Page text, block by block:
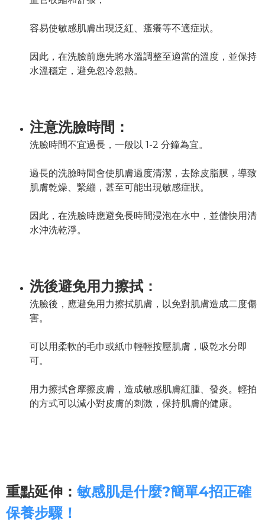
容易使敏感肌膚出現泛紅、瘙癢等不適症狀。
因此，在洗臉前應先將水溫調整至適當的溫度，並保持
水溫穩定，避免忽冷忽熱。
注意洗臉時間：
洗臉時間不宜過長，一般以 1-2 分鐘為宜。
過長的洗臉時間會使肌膚過度清潔，去除皮脂膜，導致
肌膚乾燥、緊繃，甚至可能出現敏感症狀。
因此，在洗臉時應避免長時間浸泡在水中，並儘快用清
水沖洗乾淨。
洗後避免用力擦拭：
洗臉後，應避免用力擦拭肌膚，以免對肌膚造成二度傷
害。
可以用柔軟的毛巾或紙巾輕輕按壓肌膚，吸乾水分即
可。
用力擦拭會摩擦皮膚，造成敏感肌膚紅腫、發炎。輕拍
的方式可以減小對皮膚的刺激，保持肌膚的健康。
重點延伸： 敏感肌是什麼?簡單4招正確
保養步驟！